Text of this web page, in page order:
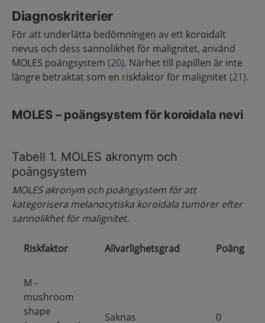
Diagnoskriterier
För att underlätta bedömningen av ett koroidalt
nevus och dess sannolikhet för malignitet, använd
MOLES poängsystem (20). Närhet till papillen är inte
längre betraktat som en riskfaktor för malignitet(21).
MOLES – poängsystem för koroidala nevi
Tabell 1. MOLES akronym och
poängsystem
MOLES akronym och poängsystem för att
kategorisera melanocytiska koroidala tumörer efter
sannolikhet för malignitet.
Riskfaktor Allvarlighetsgrad Poäng
M -
mushroom
shape
Saknas 0